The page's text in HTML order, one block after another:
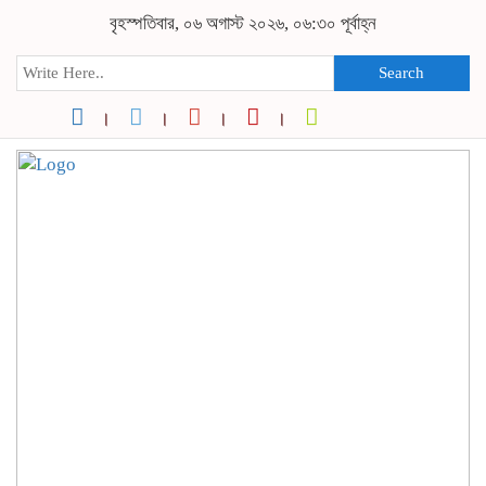
বৃহস্পতিবার, ০৬ অগাস্ট ২০২৬, ০৬:৩০ পূর্বাহ্ন
Search